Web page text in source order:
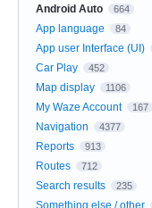
Android Auto 664
App language 84
App user Interface (UI)
Car Play 452
Map display 1106
My Waze Account 167
Navigation 4377
Reports 913
Routes 712
Search results 235
Something else / other